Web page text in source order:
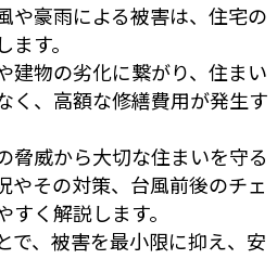
や豪雨による被害は、住宅の
す。
建物の劣化に繋がり、住まい
く、高額な修繕費用が発生す
脅威から大切な住まいを守る
やその対策、台風前後のチェ
く解説します。
で、被害を最小限に抑え、安